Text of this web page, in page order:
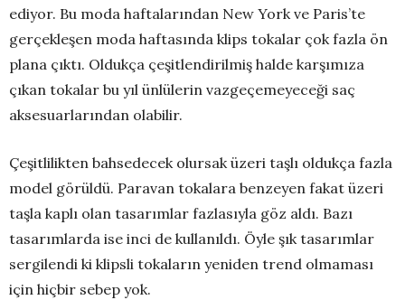
ediyor. Bu moda haftalarından New York ve Paris’te
gerçekleşen moda haftasında klips tokalar çok fazla ön
plana çıktı. Oldukça çeşitlendirilmiş halde karşımıza
çıkan tokalar bu yıl ünlülerin vazgeçemeyeceği saç
aksesuarlarından olabilir.
Çeşitlilikten bahsedecek olursak üzeri taşlı oldukça fazla
model görüldü. Paravan tokalara benzeyen fakat üzeri
taşla kaplı olan tasarımlar fazlasıyla göz aldı. Bazı
tasarımlarda ise inci de kullanıldı. Öyle şık tasarımlar
sergilendi ki klipsli tokaların yeniden trend olmaması
için hiçbir sebep yok.